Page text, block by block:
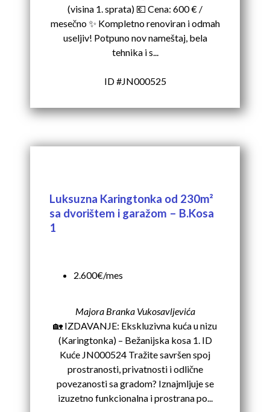
(visina 1. sprata) 💶 Cena: 600 € /
mesečno ✨ Kompletno renoviran i odmah
useljiv! Potpuno nov nameštaj, bela
tehnika i s...
ID #JN000525
Luksuzna Karingtonka od 230m²
sa dvorištem i garažom – B.Kosa
1
2.600€/mes
Majora Branka Vukosavljevića
🏡 IZDAVANJE: Ekskluzivna kuća u nizu
(Karingtonka) – Bežanijska kosa 1. ID
Kuće JN000524 Tražite savršen spoj
prostranosti, privatnosti i odlične
povezanosti sa gradom? Iznajmljuje se
izuzetno funkcionalna i prostrana po...